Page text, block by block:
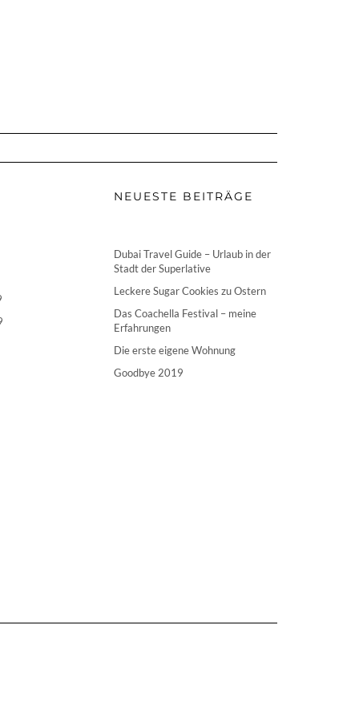
NEUESTE BEITRÄGE
Dubai Travel Guide – Urlaub in der
Stadt der Superlative
Leckere Sugar Cookies zu Ostern
Das Coachella Festival – meine
Erfahrungen
Die erste eigene Wohnung
Goodbye 2019